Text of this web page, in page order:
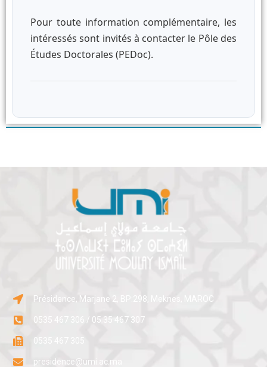
Pour toute information complémentaire, les
intéressés sont invités à contacter le Pôle des
Études Doctorales (PEDoc).
Présidence, Marjane 2, BP:298, Meknes, MAROC
0535 467 306 / 05 35 467 307
0535 467 305
presidence@umi.ac.ma